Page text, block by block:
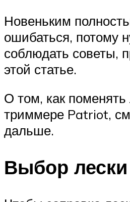
Новеньким
ошибаться, потому
соблюдать советы,
этой статье.
О том, как поменять
триммере Patriot,
дальше.
Выбор лески